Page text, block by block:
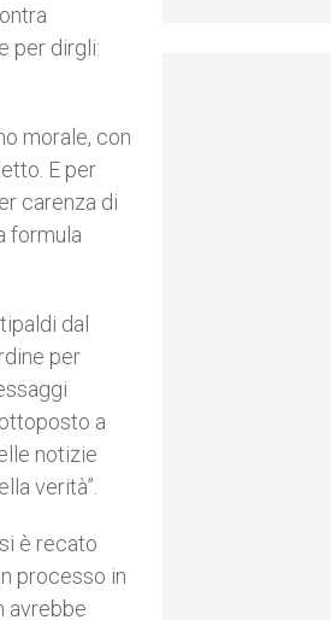
per dirgli:
morale, con
E per
carenza di
formula
dal
per
a
notizie
verità”.
è recato
processo in
avrebbe